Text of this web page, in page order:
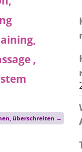
überschreiten →